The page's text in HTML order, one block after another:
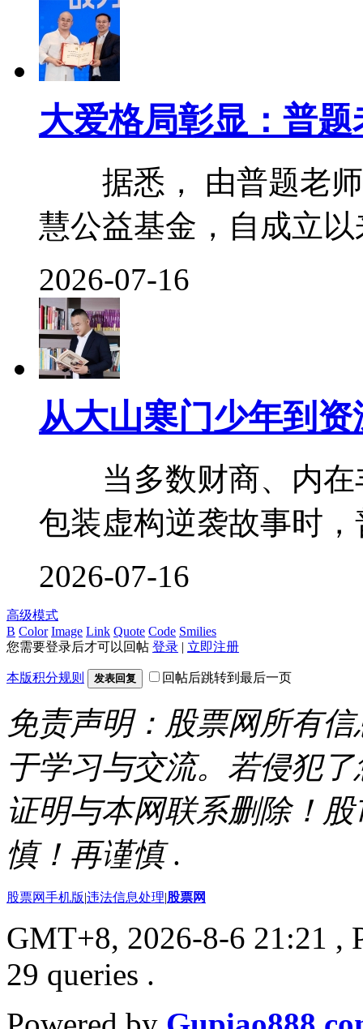
大爱格局彰显：普
据悉， 由普题老师
慧公益基金，自成立以
2026-07-16
从大山寒门少年到
当多数财商、内在
包装虚构逆袭故事时
2026-07-16
高级模式
B Color Image Link Quote Code Smilies
您需要登录后才可以回帖 登录 | 立即注册
本版积分规则 发表回复 回帖后跳转到最后一页
免责声明：股票网所有
于学习与交流。若侵犯
证明与本网联系删除！
慎！再谨慎 .
股票网手机版|违法信息处理|股票网
GMT+8, 2026-8-6 21:21 ,
29 queries .